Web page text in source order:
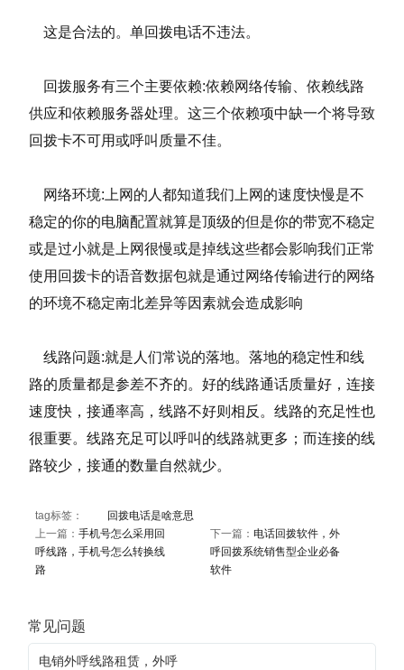
这是合法的。单回拨电话不违法。
回拨服务有三个主要依赖:依赖网络传输、依赖线路
供应和依赖服务器处理。这三个依赖项中缺一个将导致
回拨卡不可用或呼叫质量不佳。
网络环境:上网的人都知道我们上网的速度快慢是不
稳定的你的电脑配置就算是顶级的但是你的带宽不稳定
或是过小就是上网很慢或是掉线这些都会影响我们正常
使用回拨卡的语音数据包就是通过网络传输进行的网络
的环境不稳定南北差异等因素就会造成影响
线路问题:就是人们常说的落地。落地的稳定性和线
路的质量都是参差不齐的。好的线路通话质量好，连接
速度快，接通率高，线路不好则相反。线路的充足性也
很重要。线路充足可以呼叫的线路就更多；而连接的线
路较少，接通的数量自然就少。
tag标签：
回拨电话是啥意思
上一篇： 手机号怎么采用回
呼线路，手机号怎么转换线
路
下一篇： 电话回拨软件，外
呼回拨系统销售型企业必备
软件
常见问题
电销外呼线路租赁，外呼